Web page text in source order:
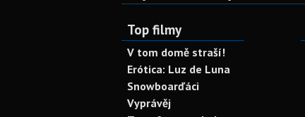
Top filmy
V tom domě straší!
Erótica: Luz de Luna
Snowboarďáci
Vyprávěj